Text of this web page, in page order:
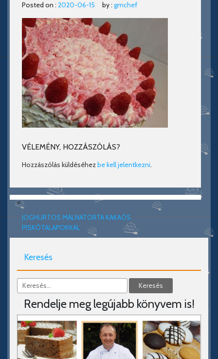
Posted on : 2020-06-15 by : gmchef
VÉLEMÉNY, HOZZÁSZÓLÁS?
Hozzászólás küldéséhezbe kell jelentkezni.
«
JOGHURTOS MÁLNATORTA KAKAÓS
PISKÓTALAPOKKAL
Keresés
Rendelje meg legújabb könyvem is!